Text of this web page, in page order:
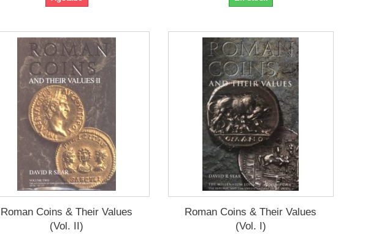
Roman Coins & Their Values
(Vol. II)
Roman Coins & Their Values
(Vol. I)